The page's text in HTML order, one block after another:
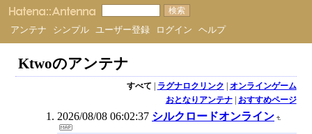
アンテナ シンプル ユーザー登録 ログイン ヘルプ
Ktwoのアンテナ
すべて | ラグナロクリンク | オンラインゲーム
おとなりアンテナ| おすすめページ
2026/08/08 06:02:37 シルクロードオンライン